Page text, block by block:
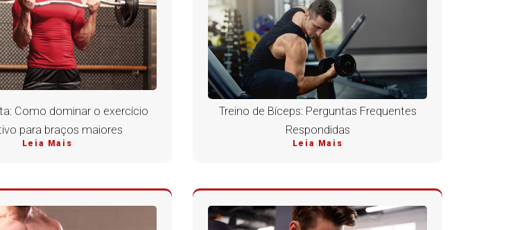
Como dominar o exercício
para braços maiores
Leia Mais
Treino de Bíceps: Perguntas Frequentes
Respondidas
Leia Mais